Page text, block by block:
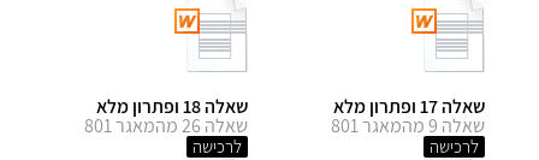
שאלה 17 ופתרון מלא
שאלה 9 מהמאגר 801
לרכישה
שאלה 18 ופתרון מלא
שאלה 26 מהמאגר 801
לרכישה